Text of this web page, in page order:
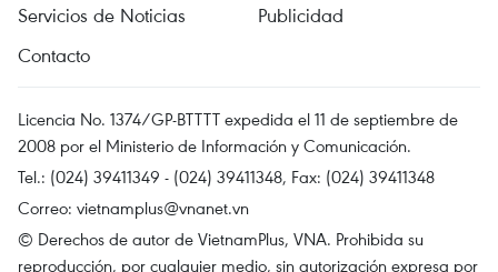
Servicios de Noticias
Publicidad
Contacto
Licencia No. 1374/GP-BTTTT expedida el 11 de septiembre de
2008 por el Ministerio de Información y Comunicación.
Tel.: (024) 39411349 - (024) 39411348, Fax: (024) 39411348
Correo: vietnamplus@vnanet.vn
© Derechos de autor de VietnamPlus, VNA. Prohibida su
reproducción, por cualquier medio, sin autorización expresa por